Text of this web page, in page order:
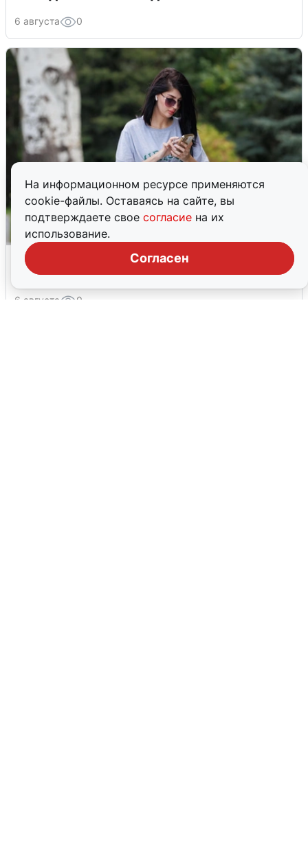
На информационном ресурсе применяются
cookie-файлы. Оставаясь на сайте, вы
подтверждаете свое согласие на их
использование.
Согласен
6 августа 0
Волгоградцы остались без
мобильного интернета
6 августа 0